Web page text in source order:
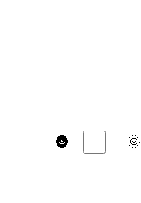
Dark
🌚 🌞